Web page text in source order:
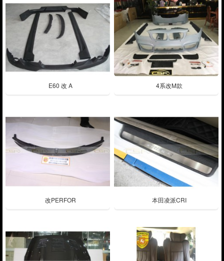
E60 改 A 4系改M款
改PERFOR 本田凌派CRI